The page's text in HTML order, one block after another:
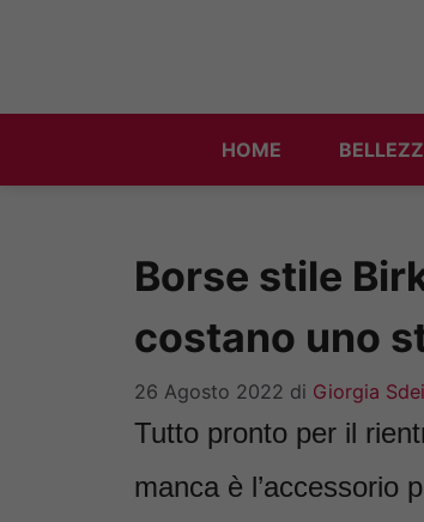
HOME
Borse stile
costano uno
26 Agosto 2022 di Giorgia Sdei
Tutto pronto per il
manca è l’accessorio